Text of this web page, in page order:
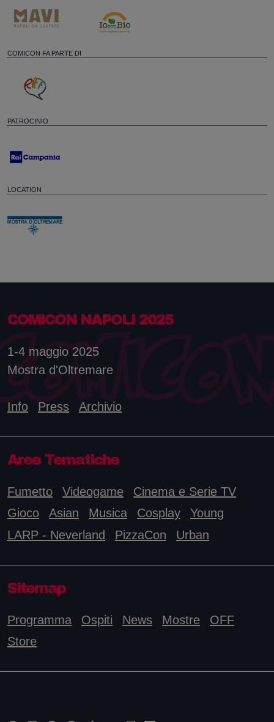
COMICON FA PARTE DI
PATROCINIO
LOCATION
COMICON NAPOLI 2025
1-4 maggio 2025
Mostra d'Oltremare
Info Press Archivio
Aree Tematiche
Fumetto Videogame
Cinema e Serie TV
Gioco
Asian Musica Cosplay
Young
LARP - Neverland
PizzaCon Urban
Sitemap
Programma Ospiti News Mostre
OFF
Store